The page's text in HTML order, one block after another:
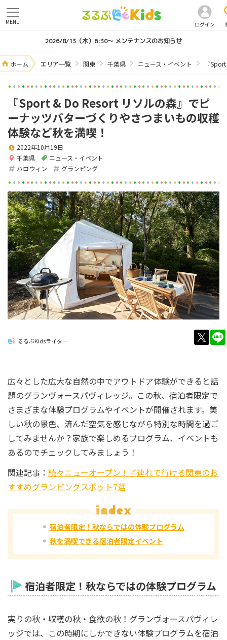
ログイン
MENU
2026/8/13（木）6:30～ メンテナンスのお知らせ
ホーム エリア一覧 関東 千葉県 ニュース・イベント 『
『Sport & Do Resort リソルの森』でピ
ーナッツバターづくりやさつまいもの収穫
体験など秋を満喫！
千葉県 ニュース・イベント
2022年10月19日
ハロウィン グランピング
るるぶKidsライター
広々とした広大な自然の中でアウトドア体験ができると話
題のグランヴォースパヴィレッジ。この秋、宿泊者限定で
さまざまな体験プログラムやイベントが開催されます。美
しい秋の景色、済んだ空気を感じながら特別な時間を過ご
してみませんか？家族で楽しめるプログラム、イベントも
あるのでチェックしてみましょう！
関連記事： 続々ニューオープン！子連れで行ける関東のお
すすめグランピングスポット7選
宿泊者限定！秋ならではの体験プログラム
秋を満喫できる宿泊者限定イベント
宿泊者限定！秋ならではの体験プログラム
実りの秋・収穫の秋・食欲の秋！グランヴォースパヴィレ
ッジでは、この時期にしかできない体験プログラムを宿泊